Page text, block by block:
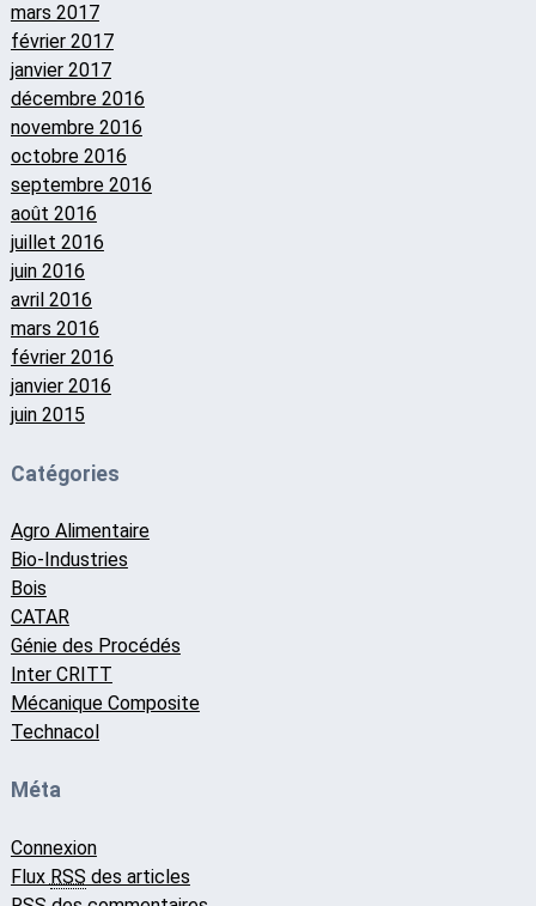
mars 2017
février 2017
janvier 2017
décembre 2016
novembre 2016
octobre 2016
septembre 2016
août 2016
juillet 2016
juin 2016
avril 2016
mars 2016
février 2016
janvier 2016
juin 2015
Catégories
Agro Alimentaire
Bio-Industries
Bois
CATAR
Génie des Procédés
Inter CRITT
Mécanique Composite
Technacol
Méta
Connexion
Flux RSS des articles